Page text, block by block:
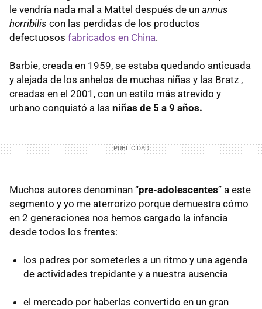
le vendría nada mal a Mattel después de un annus
horribilis con las perdidas de los productos
defectuosos fabricados en China.
Barbie, creada en 1959, se estaba quedando anticuada
y alejada de los anhelos de muchas niñas y las Bratz ,
creadas en el 2001, con un estilo más atrevido y
urbano conquistó a las niñas de 5 a 9 años.
Muchos autores denominan “pre-adolescentes” a este
segmento y yo me aterrorizo porque demuestra cómo
en 2 generaciones nos hemos cargado la infancia
desde todos los frentes:
los padres por someterles a un ritmo y una agenda
de actividades trepidante y a nuestra ausencia
el mercado por haberlas convertido en un gran